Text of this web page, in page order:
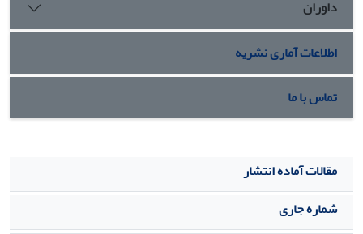
داوران
اطلاعات آماری نشریه
تماس با ما
مقالات آماده انتشار
شماره جاری